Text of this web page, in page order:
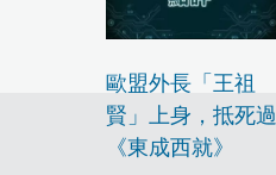
歐盟外長「王祖
賢」上身，抵死過
《東成西就》